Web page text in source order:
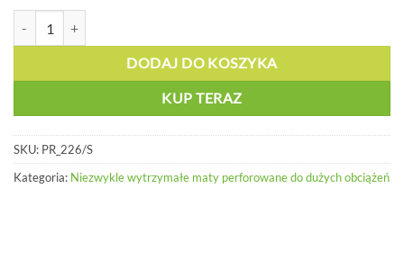
DODAJ DO KOSZYKA
KUP TERAZ
SKU: PR_226/S
Kategoria: Niezwykle wytrzymałe maty perforowane do dużych obciążeń